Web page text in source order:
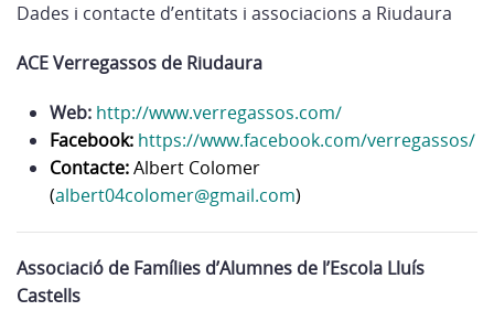
Dades i contacte d’entitats i associacions a Riudaura
ACE Verregassos de Riudaura
Web: http://www.verregassos.com/
Facebook: https://www.facebook.com/verregassos/
Contacte:Albert Colomer
(albert04colomer@gmail.com)
Associació de Famílies d’Alumnes de l’Escola Lluís
Castells